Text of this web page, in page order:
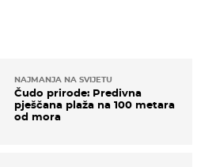
NAJMANJA NA SVIJETU
Čudo prirode: Predivna
pješčana plaža na 100 metara
od mora